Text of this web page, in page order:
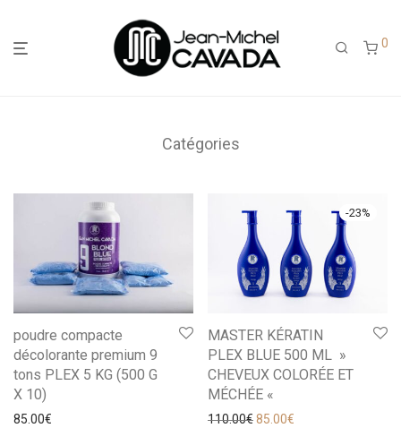
0
Catégories
poudre compacte
décolorante premium 9
tons PLEX 5 KG (500 G
X 10)
85.00€
-23%
MASTER KÉRATIN
PLEX BLUE 500 ML »
CHEVEUX COLORÉE ET
MÉCHÉE «
110.00€Le prix initial était :
85.00€